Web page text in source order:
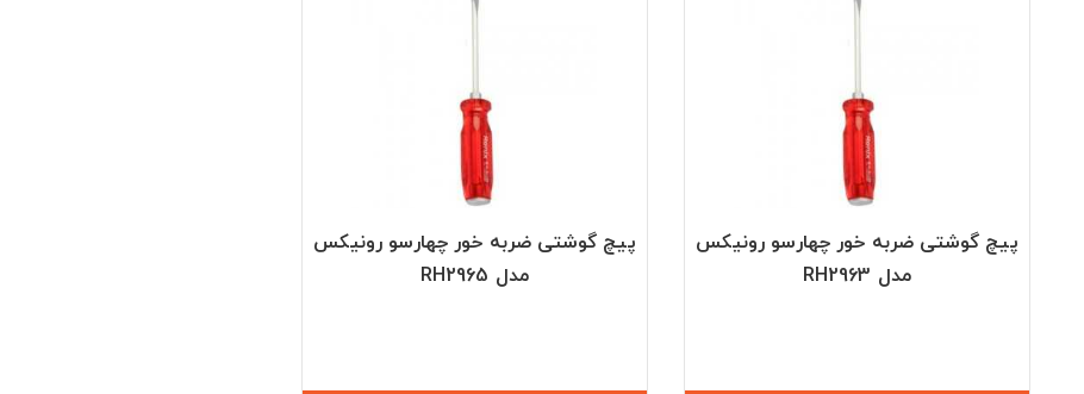
پیچ گوشتی ضربه خور چهارسو رونیکس
مدل RH2963
پیچ گوشتی ضربه خور چهارسو رونیکس
مدل RH2965